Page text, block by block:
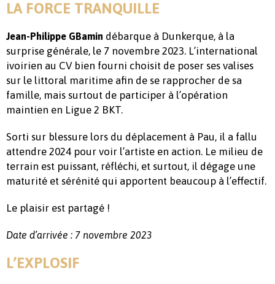
LA FORCE TRANQUILLE
Jean-Philippe GBamin débarque à Dunkerque, à la
surprise générale, le 7 novembre 2023. L’international
ivoirien au CV bien fourni choisit de poser ses valises
sur le littoral maritime afin de se rapprocher de sa
famille, mais surtout de participer à l’opération
maintien en Ligue 2 BKT.
Sorti sur blessure lors du déplacement à Pau, il a fallu
attendre 2024 pour voir l’artiste en action. Le milieu de
terrain est puissant, réfléchi, et surtout, il dégage une
maturité et sérénité qui apportent beaucoup à l’effectif.
Le plaisir est partagé !
Date d’arrivée : 7 novembre 2023
L’EXPLOSIF